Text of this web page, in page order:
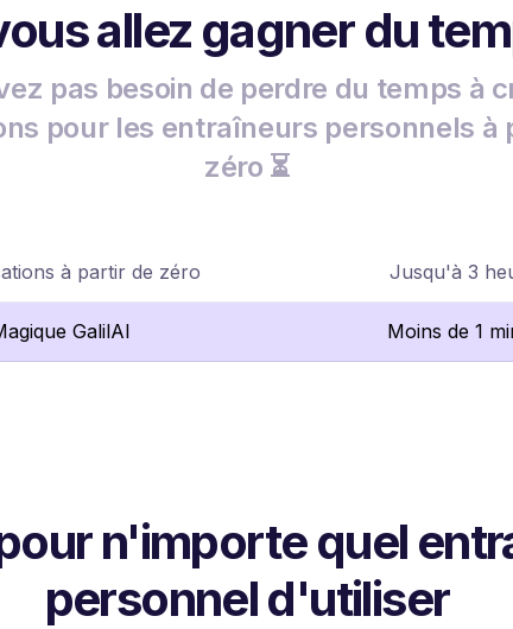
allez gagner du
pas besoin de perdre du temps à
pour les entraîneurs personnels à
zéro ⏳
à partir de zéro Jusqu'à 3
GalilAI Moins de 1
n'importe quel
personnel d'utiliser